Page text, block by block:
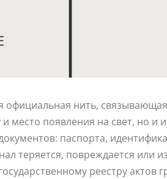
нить, связывающая
место появления на свет, но
паспорта,
теряется, повреждается или
реестру актов